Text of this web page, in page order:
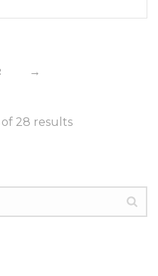
→
of 28 results